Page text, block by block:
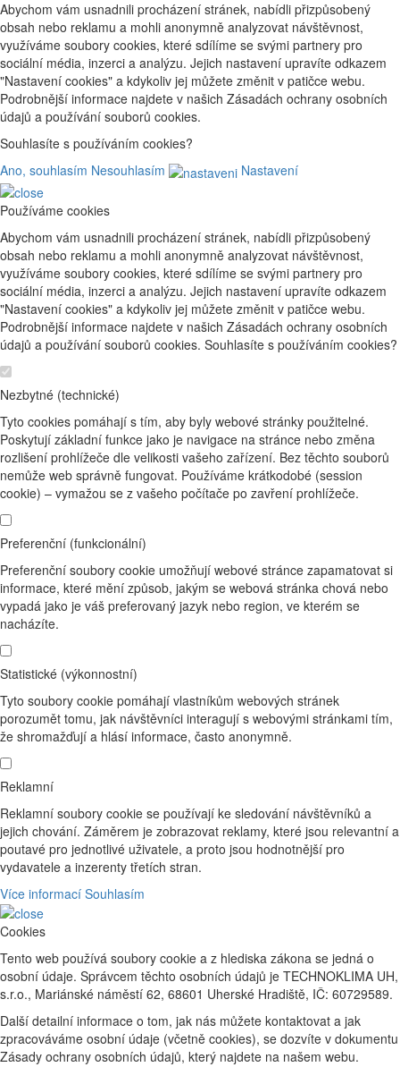
Abychom vám usnadnili procházení stránek, nabídli přizpůsobený
obsah nebo reklamu a mohli anonymně analyzovat návštěvnost,
využíváme soubory cookies, které sdílíme se svými partnery pro
sociální média, inzerci a analýzu. Jejich nastavení upravíte odkazem
"Nastavení cookies" a kdykoliv jej můžete změnit v patičce webu.
Podrobnější informace najdete v našich Zásadách ochrany osobních
údajů a používání souborů cookies.
Souhlasíte s používáním cookies?
Ano, souhlasím Nesouhlasím Nastavení
Používáme cookies
Abychom vám usnadnili procházení stránek, nabídli přizpůsobený
obsah nebo reklamu a mohli anonymně analyzovat návštěvnost,
využíváme soubory cookies, které sdílíme se svými partnery pro
sociální média, inzerci a analýzu. Jejich nastavení upravíte odkazem
"Nastavení cookies" a kdykoliv jej můžete změnit v patičce webu.
Podrobnější informace najdete v našich Zásadách ochrany osobních
údajů a používání souborů cookies. Souhlasíte s používáním cookies?
Nezbytné (technické)
Tyto cookies pomáhají s tím, aby byly webové stránky použitelné.
Poskytují základní funkce jako je navigace na stránce nebo změna
rozlišení prohlížeče dle velikosti vašeho zařízení. Bez těchto souborů
nemůže web správně fungovat. Používáme krátkodobé (session
cookie) – vymažou se z vašeho počítače po zavření prohlížeče.
Preferenční (funkcionální)
Preferenční soubory cookie umožňují webové stránce zapamatovat si
informace, které mění způsob, jakým se webová stránka chová nebo
vypadá jako je váš preferovaný jazyk nebo region, ve kterém se
nacházíte.
Statistické (výkonnostní)
Tyto soubory cookie pomáhají vlastníkům webových stránek
porozumět tomu, jak návštěvníci interagují s webovými stránkami tím,
že shromažďují a hlásí informace, často anonymně.
Reklamní
Reklamní soubory cookie se používají ke sledování návštěvníků a
jejich chování. Záměrem je zobrazovat reklamy, které jsou relevantní a
poutavé pro jednotlivé uživatele, a proto jsou hodnotnější pro
vydavatele a inzerenty třetích stran.
Více informací Souhlasím
Cookies
Tento web používá soubory cookie a z hlediska zákona se jedná o
osobní údaje. Správcem těchto osobních údajů je TECHNOKLIMA UH,
s.r.o., Mariánské náměstí 62, 68601 Uherské Hradiště, IČ: 60729589.
Další detailní informace o tom, jak nás můžete kontaktovat a jak
zpracováváme osobní údaje (včetně cookies), se dozvíte v dokumentu
Zásady ochrany osobních údajů, který najdete na našem webu.